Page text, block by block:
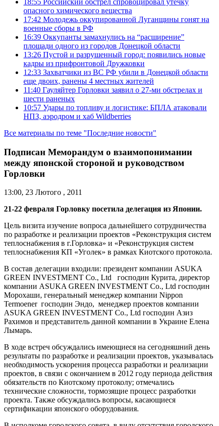
опасного химического вещества
17:42 Молодежь оккупированной Луганщины гонят на
военные сборы в РФ
16:39 Оккупанты замахнулись на “расширение”
площади одного из городов Донецкой области
13:26 Пустой и разрушенный город: появились новые
кадры из прифронтовой Дружковки
12:33 Захватчики из ВС РФ убили в Донецкой области
еще двоих, ранены 4 местных жителей
11:40 Гауляйтер Горловки заявил о 27-ми обстрелах и
шести раненых
10:57 Удары по топливу и логистике: БПЛА атаковали
НПЗ, аэродром и хаб Wildberries
Все материалы по теме "Последние новости"
Подписан Меморандум о взаимопонимании
между японской стороной и руководством
Горловки
13:00, 23 Лютого , 2011
21-22 февраля Горловку посетила делегация из Японии.
Цель визита изучение вопроса дальнейшего сотрудничества
по разработке и реализации проектов «Реконструкция систем
теплоснабжения в г.Горловка» и «Реконструкция систем
теплоснабжения КП «Уголек» в рамках Киотского протокола.
В состав делегации входили: президент компании ASUKA
GREEN INVESTMENT Co., Ltd господин Курита, директор
компании ASUKA GREEN INVESTMENT Co., Ltd господин
Морохаши, генеральный менеджер компании Nippon
Termoener господин Эндо, менеджер проектов компании
ASUKA GREEN INVESTMENT Co., Ltd господин Азиз
Рахимов и представитель данной компании в Украине Елена
Лымарь.
В ходе встреч обсуждались имеющиеся на сегодняшний день
результаты по разработке и реализации проектов, указывалась
необходимость ускорения процесса разработки и реализации
проектов, в связи с окончанием в 2012 году периода действия
обязательств по Киотскому протоколу; отмечались
технические сложности, тормозящие процесс разработки
проекта. Также обсуждались вопросы, касающиеся
сертификации японского оборудования.